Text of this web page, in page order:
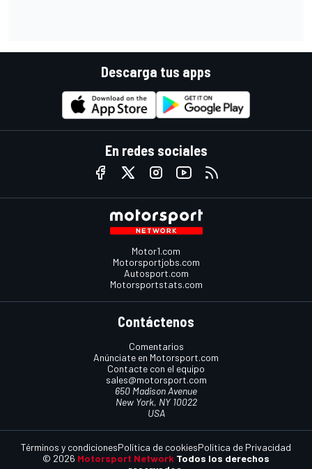
Descarga tus apps
En redes sociales
Motor1.com
Motorsportjobs.com
Autosport.com
Motorsportstats.com
Contáctenos
Comentarios
Anúnciate en Motorsport.com
Contacte con el equipo
sales@motorsport.com
650 Madison Avenue
New York, NY 10022
USA
© 2026 Motorsport Network Todos los derechos
Términos y condicionesPolítica de cookiesPolítica de Privacidad